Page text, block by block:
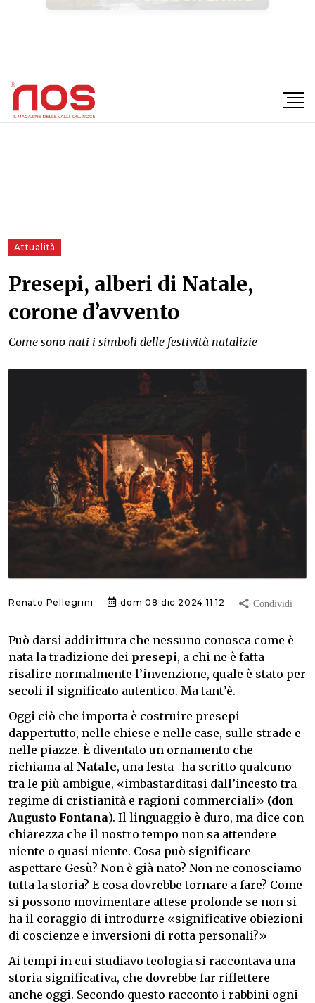
×
Attualità
Presepi, alberi di Natale,
corone d’avvento
Come sono nati i simboli delle festività natalizie
Renato Pellegrini dom 08 dic 2024 11:12
Può darsi addirittura che nessuno conosca come è
nata la tradizione dei presepi, a chi ne è fatta
risalire normalmente l’invenzione, quale è stato per
secoli il significato autentico. Ma tant’è.
Oggi ciò che importa è costruire presepi
dappertutto, nelle chiese e nelle case, sulle strade e
nelle piazze. È diventato un ornamento che
richiama al Natale, una festa -ha scritto qualcuno-
tra le più ambigue, «imbastarditasi dall’incesto tra
regime di cristianità e ragioni commerciali» (don
Augusto Fontana). Il linguaggio è duro, ma dice con
chiarezza che il nostro tempo non sa attendere
niente o quasi niente. Cosa può significare
aspettare Gesù? Non è già nato? Non ne conosciamo
tutta la storia? E cosa dovrebbe tornare a fare? Come
si possono movimentare attese profonde se non si
ha il coraggio di introdurre «significative obiezioni
di coscienze e inversioni di rotta personali?»
Ai tempi in cui studiavo teologia si raccontava una
storia significativa, che dovrebbe far riflettere
anche oggi. Secondo questo racconto i rabbini ogni